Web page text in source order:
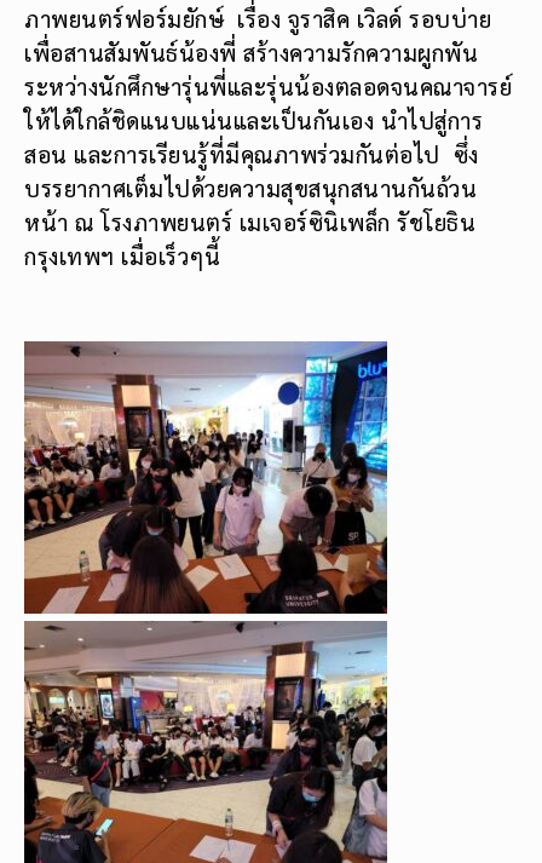
ภาพยนตร์ฟอร์มยักษ์ เรื่อง จูราสิค เวิลด์ รอบบ่าย
เพื่อสานสัมพันธ์น้องพี่ สร้างความรักความผูกพัน
ระหว่างนักศึกษารุ่นพี่และรุ่นน้องตลอดจนคณาจารย์
ให้ได้ใกล้ชิดแนบแน่นและเป็นกันเอง นำไปสู่การ
สอน และการเรียนรู้ที่มีคุณภาพร่วมกันต่อไป ซึ่ง
บรรยากาศเต็มไปด้วยความสุขสนุกสนานกันถ้วน
หน้า ณ โรงภาพยนตร์ เมเจอร์ซินิเพล็ก รัชโยธิน
กรุงเทพฯ เมื่อเร็วๆนี้